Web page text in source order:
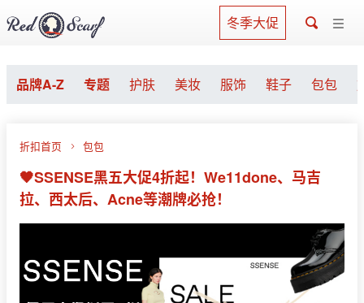
冬季大促
品牌A-Z 专题 护肤 美妆 服饰 鞋子 包包
折扣首页 包包
🖤SSENSE黑五大促4折起！We11done、马吉
拉、西太后、Acne等潮牌必抢！